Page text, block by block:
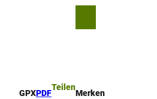
GPXPDF
Teilen
Merken